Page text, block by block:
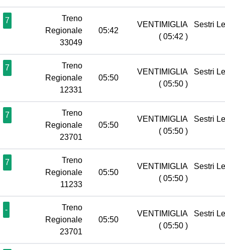
7
Treno
Regionale
33049
05:42
VENTIMIGLIA
( 05:42 )
Sestri
7
Treno
Regionale
12331
05:50
VENTIMIGLIA
( 05:50 )
Sestri
7
Treno
Regionale
23701
05:50
VENTIMIGLIA
( 05:50 )
Sestri
7
Treno
Regionale
11233
05:50
VENTIMIGLIA
( 05:50 )
Sestri
-
Treno
Regionale
23701
05:50
VENTIMIGLIA
( 05:50 )
Sestri